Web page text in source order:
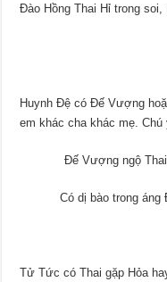
Đào Hồng Thai Hỉ trong
Huynh Đệ có Đế Vượng
em khác cha khác mẹ.
Đế Vượng ngộ
Có dị bào trong áng
Tử Tức có Thai gặp Hỏa